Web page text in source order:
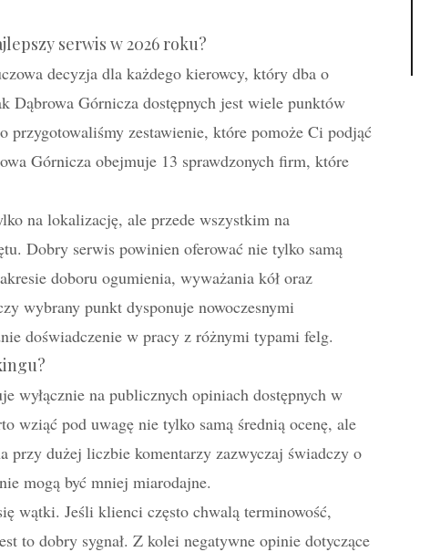
serwis w 2026 roku?
decyzja dla każdego kierowcy, który dba o
Dąbrowa Górnicza dostępnych jest wiele punktów
przygotowaliśmy zestawienie, które pomoże Ci podjąć
Górnicza obejmuje 13 sprawdzonych firm, które
na lokalizację, ale przede wszystkim na
Dobry serwis powinien oferować nie tylko samą
doboru ogumienia, wyważania kół oraz
wybrany punkt dysponuje nowoczesnymi
doświadczenie w pracy z różnymi typami felg.
wyłącznie na publicznych opiniach dostępnych w
wziąć pod uwagę nie tylko samą średnią ocenę, ale
przy dużej liczbie komentarzy zazwyczaj świadczy o
mogą być mniej miarodajne.
wątki. Jeśli klienci często chwalą terminowość,
to dobry sygnał. Z kolei negatywne opinie dotyczące